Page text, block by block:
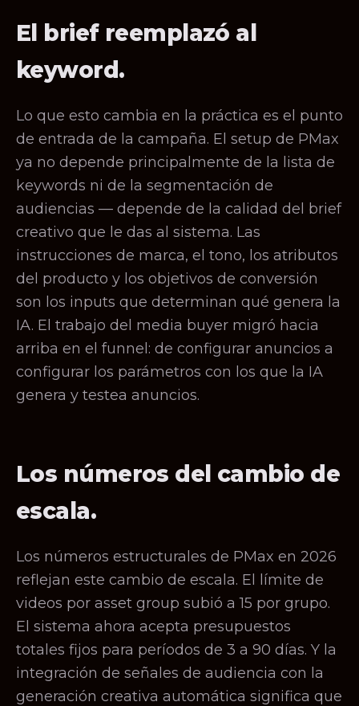
El brief reemplazó al
keyword.
Lo que esto cambia en la práctica es el punto
de entrada de la campaña. El setup de PMax
ya no depende principalmente de la lista de
keywords ni de la segmentación de
audiencias — depende de la calidad del brief
creativo que le das al sistema. Las
instrucciones de marca, el tono, los atributos
del producto y los objetivos de conversión
son los inputs que determinan qué genera la
IA. El trabajo del media buyer migró hacia
arriba en el funnel: de configurar anuncios a
configurar los parámetros con los que la IA
genera y testea anuncios.
Los números del cambio de
escala.
Los números estructurales de PMax en 2026
reflejan este cambio de escala. El límite de
videos por asset group subió a 15 por grupo.
El sistema ahora acepta presupuestos
totales fijos para períodos de 3 a 90 días. Y la
integración de señales de audiencia con la
generación creativa automática significa que